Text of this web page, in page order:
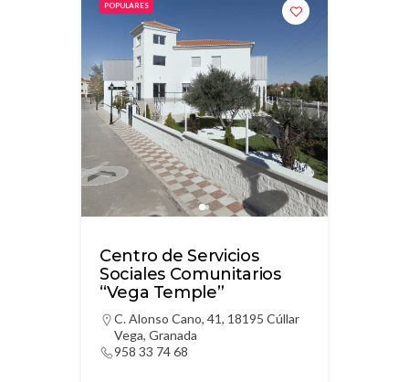
POPULARES
Centro de Servicios
Sociales Comunitarios
“Vega Temple”
C. Alonso Cano, 41, 18195 Cúllar
Vega, Granada
958 33 74 68